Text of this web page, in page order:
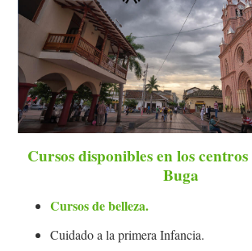
Cursos disponibles en los
Buga
Cursos de belleza.
Cuidado a la primera Infancia.